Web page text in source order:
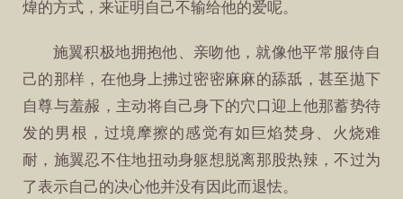
煒的方式，来证明自己不输给他的爱呢。
施翼积极地拥抱他、亲吻他，就像他平常服侍自
己的那样，在他身上拂过密密麻麻的舔舐，甚至拋下
自尊与羞赧，主动将自己身下的穴口迎上他那蓄势待
发的男根，过境摩擦的感觉有如巨焰焚身、火烧难
耐，施翼忍不住地扭动身躯想脱离那股热辣，不过为
了表示自己的决心他并没有因此而退怯。